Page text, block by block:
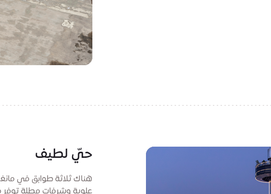
حيّ لطيف
هناك ثلاثة طوابق في
علوية وشرفات مطلة توفر